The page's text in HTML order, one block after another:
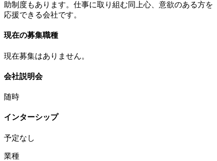
助制度もあります。仕事に取り組む同上心、意欲のある方を
応援できる会社です。
現在の募集職種
現在募集はありません。
会社説明会
随時
インターシップ
予定なし
業種